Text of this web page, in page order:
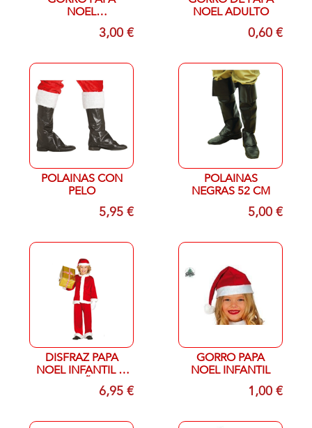
NOEL
LENTEJUELAS3,00 €
NOEL ADULTO
0,60 €
POLAINAS CON
PELO
5,95 €
POLAINAS
NEGRAS 52 CM
5,00 €
DISFRAZ PAPA
NOEL INFANTIL T-
1/2 AÑOS6,95 €
GORRO PAPA
NOEL INFANTIL
1,00 €